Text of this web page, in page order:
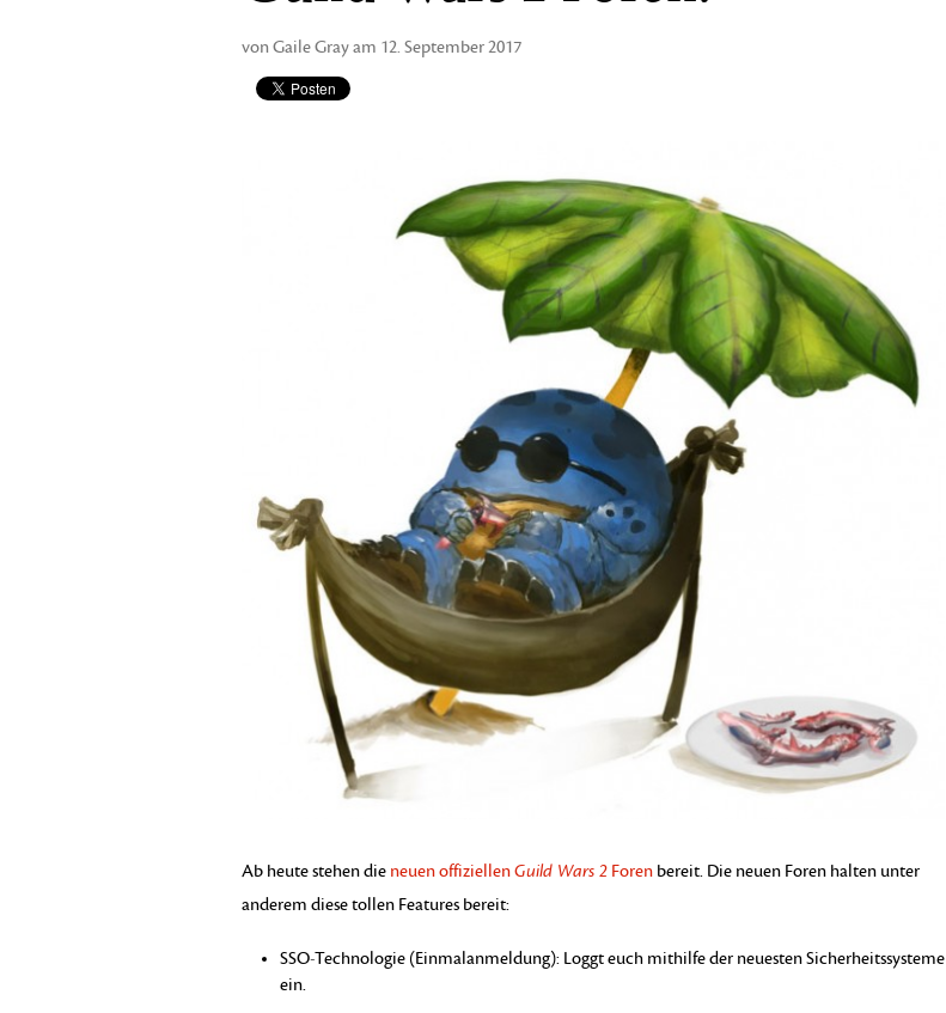
von Gaile Gray am 12. September 2017
Ab heute stehen die neuen offiziellenGuild Wars 2 Foren bereit. Die neuen Foren halten unter
anderem diese tollen Features bereit:
SSO-Technologie (Einmalanmeldung): Loggt euch mithilfe der neuesten Sicherheitssysteme
ein.